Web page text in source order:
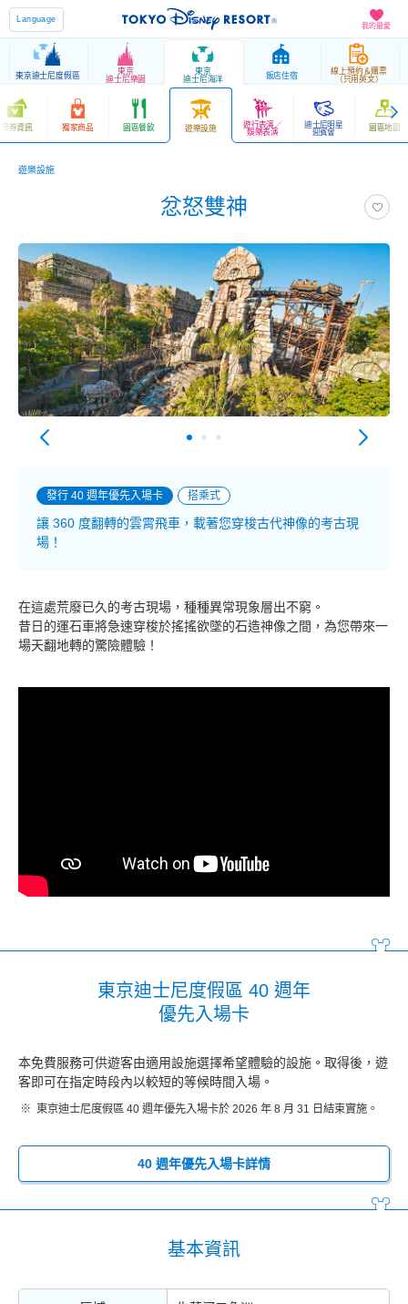
我的最愛
Language
東京迪士尼度假區
東京
迪士尼樂園
東京
迪士尼海洋
飯店住宿
線上預約＆購票
（只用英文）
票券資訊 獨家商品 園區餐飲 遊樂設施 遊行表演／
娛樂表演
迪士尼明星
迎賓會 園區地圖
遊樂設施
忿怒雙神
發行 40 週年優先入場卡 搭乘式
讓 360 度翻轉的雲霄飛車，載著您穿梭古代神像的考古現
場！
在這處荒廢已久的考古現場，種種異常現象層出不窮。
昔日的運石車將急速穿梭於搖搖欲墜的石造神像之間，為您帶來一
場天翻地轉的驚險體驗！
東京迪士尼度假區 40 週年
優先入場卡
本免費服務可供遊客由適用設施選擇希望體驗的設施。取得後，遊
客即可在指定時段內以較短的等候時間入場。
東京迪士尼度假區 40 週年優先入場卡於 2026 年 8 月 31 日結束實施。
40 週年優先入場卡詳情
基本資訊